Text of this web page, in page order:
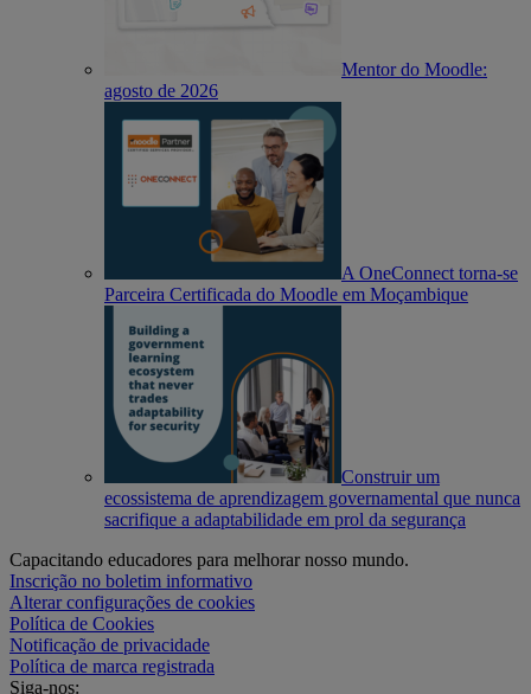
Mentor do Moodle:
agosto de 2026
A OneConnect torna-se
Parceira Certificada do Moodle em Moçambique
Construir um
ecossistema de aprendizagem governamental que nunca
sacrifique a adaptabilidade em prol da segurança
Capacitando educadores para melhorar nosso mundo.
Inscrição no boletim informativo
Alterar configurações de cookies
Política de Cookies
Notificação de privacidade
Política de marca registrada
Siga-nos: